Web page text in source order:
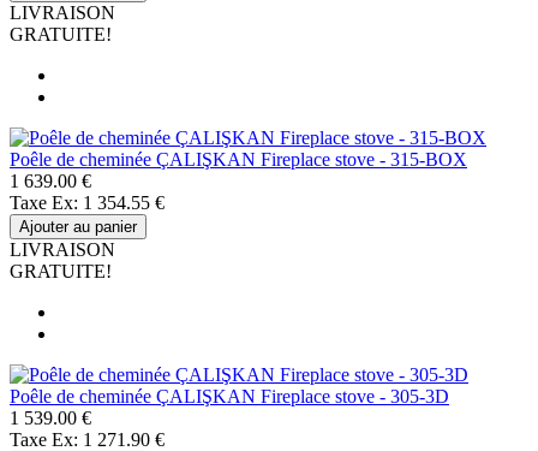
LIVRAISON
GRATUITE!
Poêle de cheminée ÇALIŞKAN Fireplace stove - 315-BOX
1 639.00 €
Taxe Ex: 1 354.55 €
Ajouter au panier
LIVRAISON
GRATUITE!
Poêle de cheminée ÇALIŞKAN Fireplace stove - 305-3D
1 539.00 €
Taxe Ex: 1 271.90 €